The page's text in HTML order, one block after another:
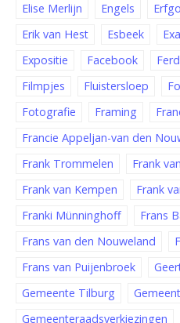
Elise Merlijn
Engels
Erik van Hest
Esbeek
Expositie
Facebook
Filmpjes
Fluistersloep
Fotografie
Framing
Francie Appeljan-van den
Frank Trommelen
Frank
Frank van Kempen
Frank
Franki Münninghoff
Frans
Frans van den Nouweland
Frans van Puijenbroek
Gemeente Tilburg
Gemeenteraadsverkiezingen